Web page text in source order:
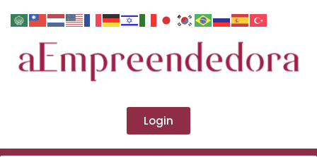
Login